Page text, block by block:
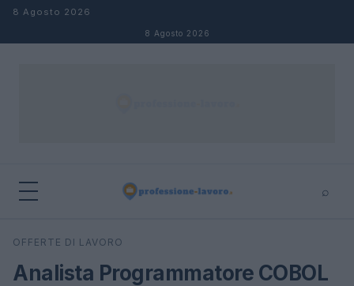
Salta al contenuto
8 Agosto 2026
8 Agosto 2026
⌕
Cerca
OFFERTE DI LAVORO
Analista Programmatore COBOL